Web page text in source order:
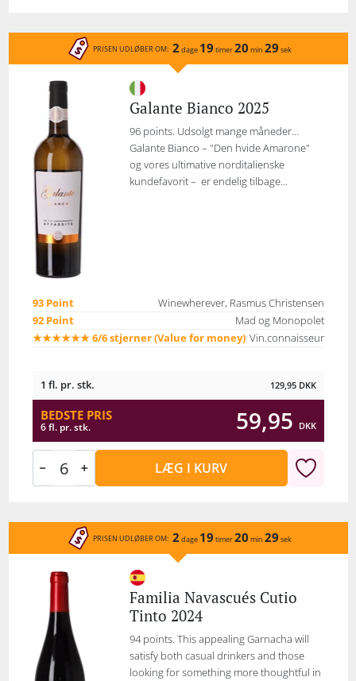
PRISEN UDLØBER OM: 2 dage 19 timer20 min 29 sek
Galante Bianco 2025
96 points. Udsolgt mange måneder…
Galante Bianco – "Den hvide Amarone"
og vores ultimative norditalienske
kundefavorit – er endelig tilbage...
93 Point
Winewherever, Rasmus Christensen
92 Point
Mad og Monopolet
★★★★★★ 6/6 stjerner (Value for money) Vin.connaisseur
1 fl. pr. stk. 129,95 DKK
BEDSTE PRIS
6 fl. pr. stk. 59,95 DKK
LÆG I KURV
PRISEN UDLØBER OM: 2 dage 19 timer20 min 29 sek
Familia Navascués Cutio
Tinto 2024
94 points. This appealing Garnacha will
satisfy both casual drinkers and those
looking for something more thoughtful in